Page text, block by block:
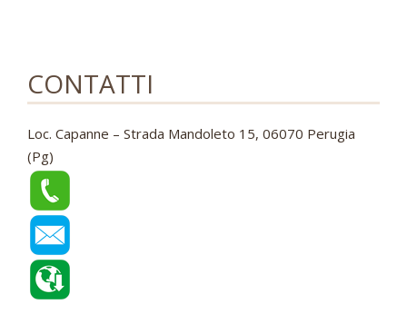
CONTATTI
Loc. Capanne – Strada Mandoleto 15, 06070 Perugia
(Pg)